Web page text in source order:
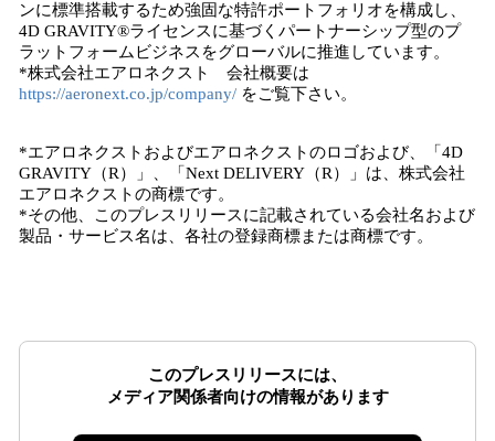
ンに標準搭載するため強固な特許ポートフォリオを構成し、
4D GRAVITY®︎ライセンスに基づくパートナーシップ型のプ
ラットフォームビジネスをグローバルに推進しています。
*株式会社エアロネクスト 会社概要は
https://aeronext.co.jp/company/ をご覧下さい。
*エアロネクストおよびエアロネクストのロゴおよび、「4D
GRAVITY（R）」、「Next DELIVERY（R）」は、株式会社
エアロネクストの商標です。
*その他、このプレスリリースに記載されている会社名および
製品・サービス名は、各社の登録商標または商標です。
このプレスリリースには、
メディア関係者向けの情報があります